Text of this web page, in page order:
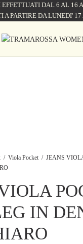
DAL 6 AL 16
A PARTIRE DA LUNEDI' 17
/ Viola Pocket / JEANS
IN